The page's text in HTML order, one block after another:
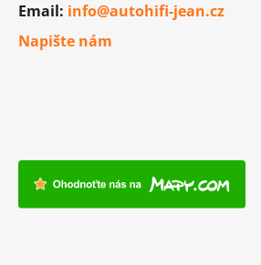
Email: info@autohifi-jean.cz
Napište nám